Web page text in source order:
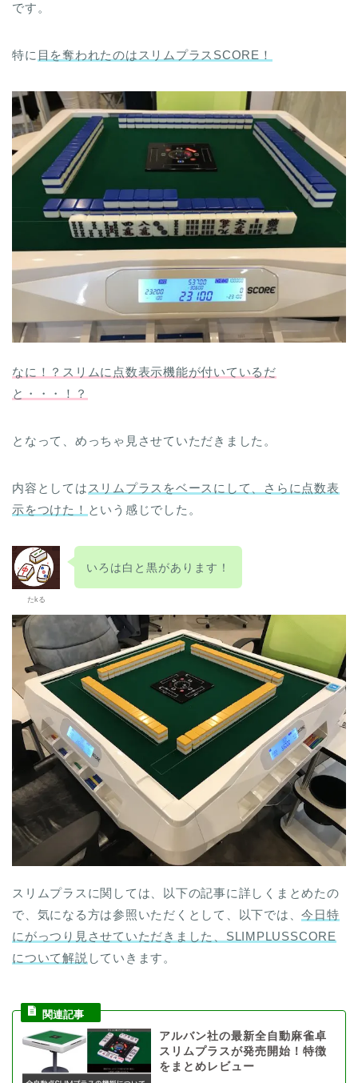
です。
特に 目を奪われたのはスリムプラスSCORE！
なに！？スリムに点数表示機能が付いているだ
と・・・！？
となって、めっちゃ見させていただきました。
内容としては スリムプラスをベースにして、さらに点数表
示をつけた！ という感じでした。
たkる
いろは白と黒があります！
スリムプラスに関しては、以下の記事に詳しくまとめたの
で、気になる方は参照いただくとして、以下では、今日特
にがっつり見させていただきました、SLIMPLUSSCORE
について解説 していきます。
アルバン社の最新全自動麻雀卓
スリムプラスが発売開始！特徴
をまとめレビュー